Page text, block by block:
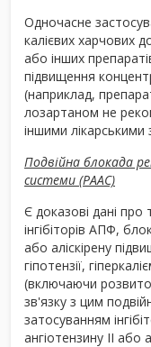
Одночасне
калієвих харчових
або інших
підвищення
(наприклад,
лозартаном не
іншими лікарськими
Подвійна блокада
системи (РААС)
Є доказові дані
інгібіторів АПФ,
або аліскірену
гіпотензії,
(включаючи
зв'язку з цим
затосуванням
ангіотензину ІІ або